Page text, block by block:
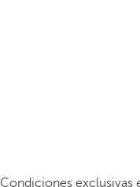
Condiciones